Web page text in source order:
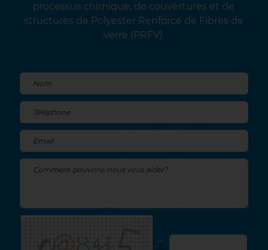
processus chimique, de couvertures et de
structures de Polyester Renforcé de Fibres de
Verre (PRFV).